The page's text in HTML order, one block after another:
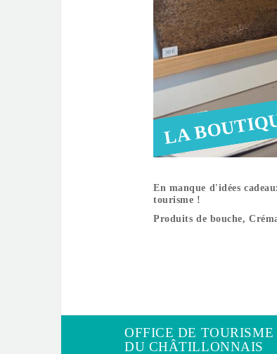
LA
En manque d'idées
tourisme !
Produits de bouche,
OFFICE DE TOURISME
DU CHÂTILLONNAIS